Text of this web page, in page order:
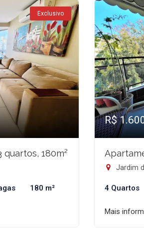
Exclusivo
180m²
180 m²
R$
Jardim
4 Quartos
Mais